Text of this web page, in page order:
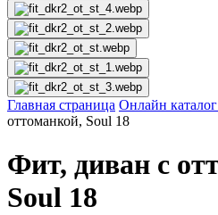
Главная страница Онлайн
оттоманкой, Soul 18
Фит, диван с
Soul 18